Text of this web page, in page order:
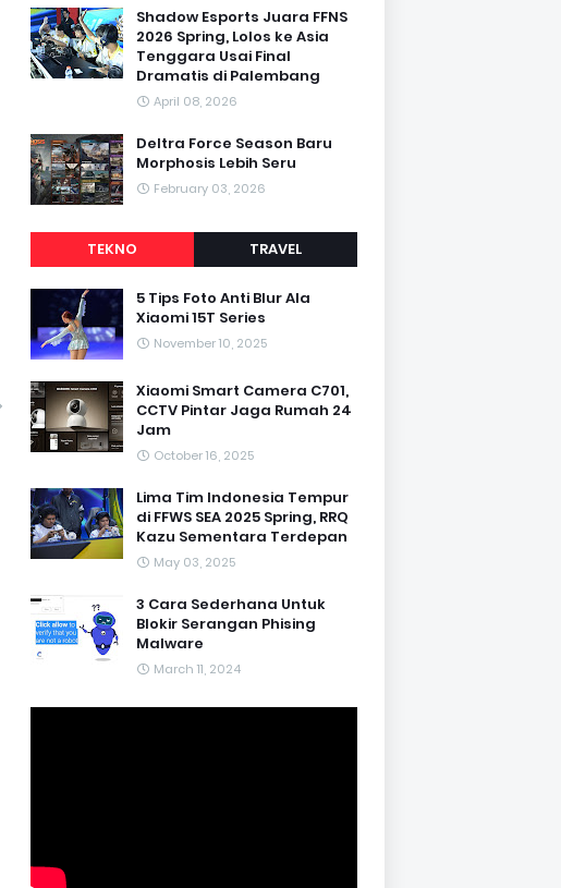
Shadow Esports Juara FFNS
2026 Spring, Lolos ke Asia
Tenggara Usai Final
Dramatis di Palembang
April 08, 2026
Deltra Force Season Baru
Morphosis Lebih Seru
February 03, 2026
TEKNO TRAVEL
5 Tips Foto Anti Blur Ala
Xiaomi 15T Series
November 10, 2025
Xiaomi Smart Camera C701,
CCTV Pintar Jaga Rumah 24
Jam
October 16, 2025
Lima Tim Indonesia Tempur
di FFWS SEA 2025 Spring, RRQ
Kazu Sementara Terdepan
May 03, 2025
3 Cara Sederhana Untuk
Blokir Serangan Phising
Malware
March 11, 2024